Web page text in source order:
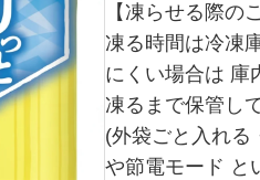
【凍らせる際の
凍る時間は冷凍
にくい場合は 庫
凍るまで保管し
(外袋ごと入れる
や節電モード と